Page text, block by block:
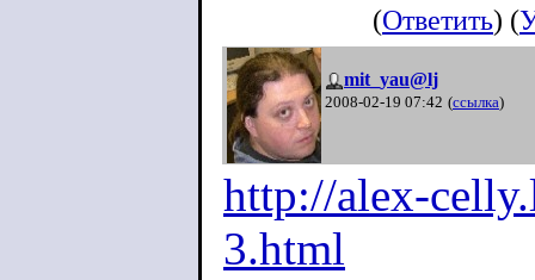
(Ответить) (
mit_yau@lj
2008-02-19 07:42 (ссылка)
http://alex-
3.html